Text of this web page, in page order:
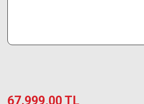
67.999,00 TL